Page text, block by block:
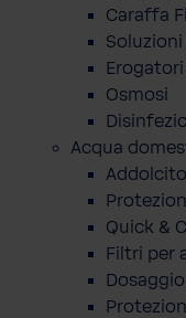
Caraffa
Osmosi
Acqua
Quick &
Filtri per